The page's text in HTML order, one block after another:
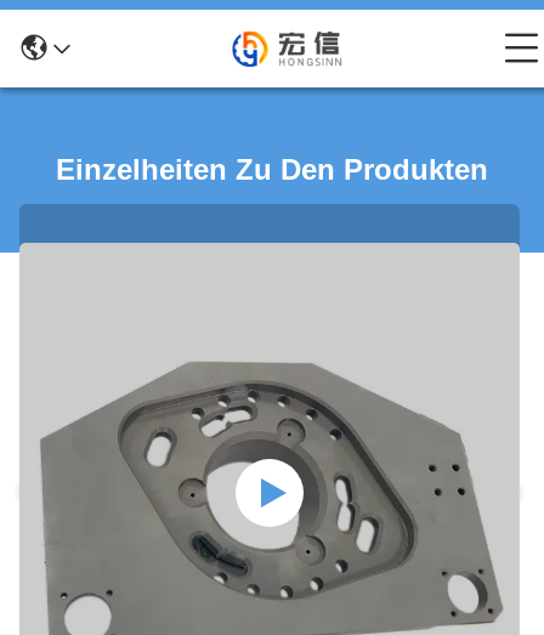
Einzelheiten Zu Den Produkten